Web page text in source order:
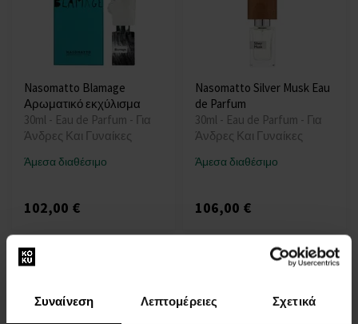
Συναίνεση Λεπτομέρειες Σχετικά
Nasomatto Blamage
Αρωματικό εκχύλισμα
30ml - Eau de Parfum - Για
Άνδρες Και Γυναίκες
Άμεσα διαθέσιμο
102,00 €
Nasomatto Silver Musk Eau
de Parfum
30ml - Eau de Parfum - Για
Άνδρες Και Γυναίκες
Άμεσα διαθέσιμο
106,00 €